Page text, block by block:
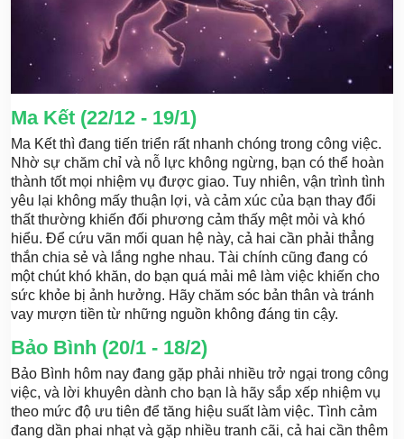
Ma Kết (22/12 - 19/1)
Ma Kết thì đang tiến triển rất nhanh chóng trong công việc.
Nhờ sự chăm chỉ và nỗ lực không ngừng, bạn có thể hoàn
thành tốt mọi nhiệm vụ được giao. Tuy nhiên, vận trình tình
yêu lại không mấy thuận lợi, và cảm xúc của bạn thay đổi
thất thường khiến đối phương cảm thấy mệt mỏi và khó
hiểu. Để cứu vãn mối quan hệ này, cả hai cần phải thẳng
thắn chia sẻ và lắng nghe nhau. Tài chính cũng đang có
một chút khó khăn, do bạn quá mải mê làm việc khiến cho
sức khỏe bị ảnh hưởng. Hãy chăm sóc bản thân và tránh
vay mượn tiền từ những nguồn không đáng tin cậy.
Bảo Bình (20/1 - 18/2)
Bảo Bình hôm nay đang gặp phải nhiều trở ngại trong công
việc, và lời khuyên dành cho bạn là hãy sắp xếp nhiệm vụ
theo mức độ ưu tiên để tăng hiệu suất làm việc. Tình cảm
đang dần phai nhạt và gặp nhiều tranh cãi, cả hai cần thêm